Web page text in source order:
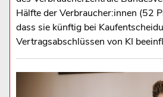
Hälfte der Verbraucher:innen (52
dass sie künftig bei
Vertragsabschlüssen von KI